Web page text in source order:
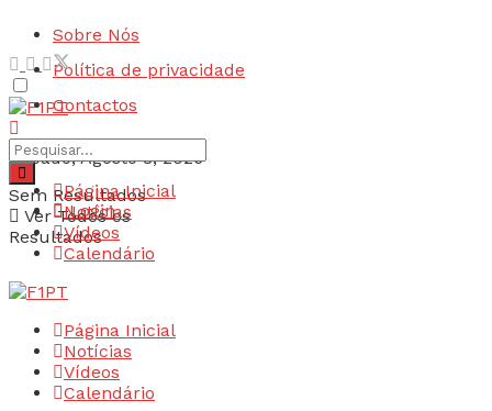
Sobre Nós
Política de privacidade
Contactos
Sábado, Agosto 8, 2026
Login
Sem Resultados
Ver Todos os
Resultados
Página Inicial
Notícias
Vídeos
Calendário
Página Inicial
Notícias
Vídeos
Calendário